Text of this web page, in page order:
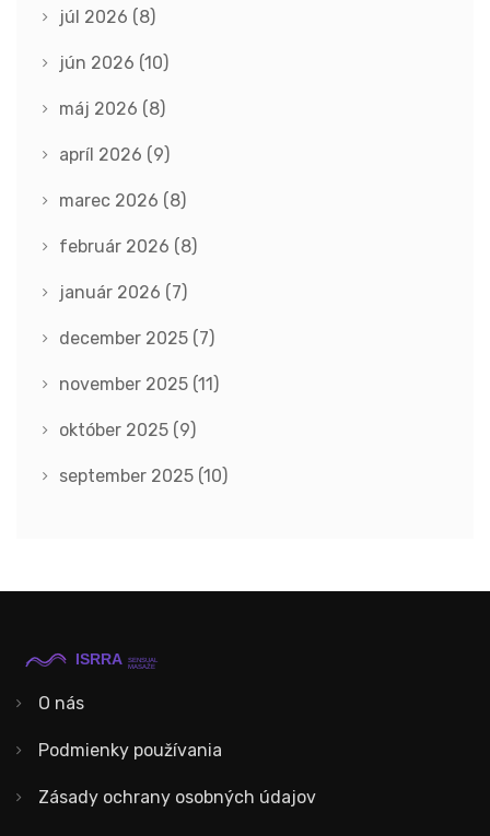
júl 2026 (8)
jún 2026 (10)
máj 2026 (8)
apríl 2026 (9)
marec 2026 (8)
február 2026 (8)
január 2026 (7)
december 2025 (7)
november 2025 (11)
október 2025 (9)
september 2025 (10)
O nás
Podmienky používania
Zásady ochrany osobných údajov